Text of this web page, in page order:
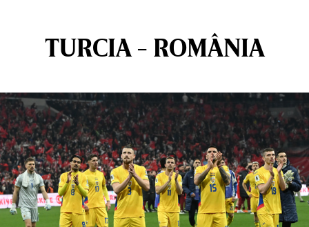
TURCIA - ROMÂNIA